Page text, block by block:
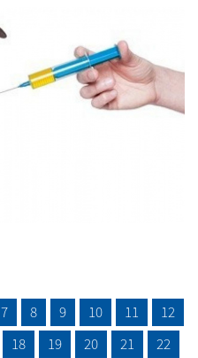
7 8 9 10 11
12
18 19 20 21
22